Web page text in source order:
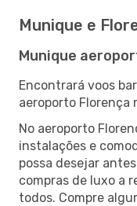
Munique e
Munique
Encontrará voos
aeroporto Florença
No aeroporto
instalações e
possa desejar
compras de luxo a
todos. Compre